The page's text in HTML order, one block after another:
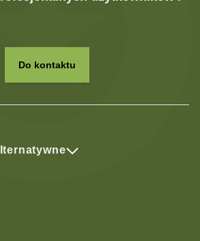
Do kontaktu